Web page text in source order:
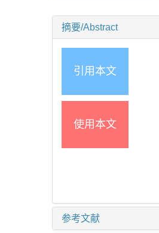
摘要/Abstract
引用本文
使用本文
参考文献